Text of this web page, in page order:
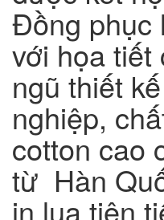
Đồng phục
với họa tiết
ngũ thiết
nghiệp,
cotton cao
từ Hàn
in lụa tiên